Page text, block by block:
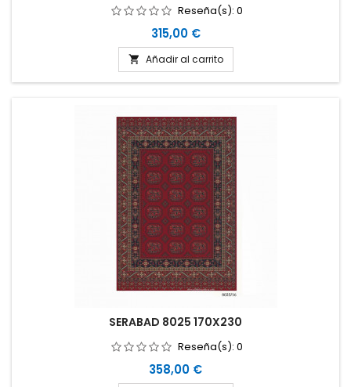
Reseña(s): 0
Precio
315,00 €
 Añadir al carrito
SERABAD 8025 170X230
Reseña(s): 0
Precio
358,00 €